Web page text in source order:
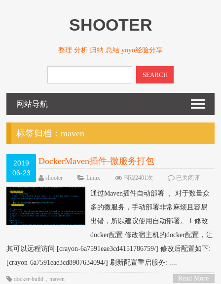
SHOOTER
整理 分析 归纳 总结 yoyo经验分享
SEARCH
网站导航
标签归档：maven
2019
06-23
DockerMaven插件-微服务打包
shooter Linux 围观2401次
已关闭评
论
通过Maven插件自动部署 ， 对于数量众
多的微服务，手动部署非常麻烦且容易
出错，所以建议使用自动部署。 1.修改
docker配置 修改宿主机的docker配置，让
其可以远程访问 [crayon-6a7591eae3cd4151786759/] 修改后配置如下:
[crayon-6a7591eae3cd8907634094/] 刷新配置重启服务: ....
Read More
docker-build ，maven